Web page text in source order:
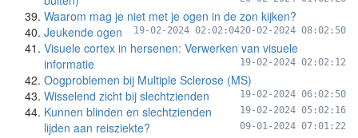
Waarom mag je niet met je ogen in de zon kijken?
20-02-2024 08:02:50
Jeukende ogen 19-02-2024 02:02:04
Visuele cortex in hersenen: Verwerken van visuele
informatie
19-02-2024 02:02:12
Oogproblemen bij Multiple Sclerose (MS)
19-02-2024 06:02:50
Wisselend zicht bij slechtzienden
19-02-2024 05:02:16
Kunnen blinden en slechtzienden
lijden aan reisziekte?
09-01-2024 07:01:22